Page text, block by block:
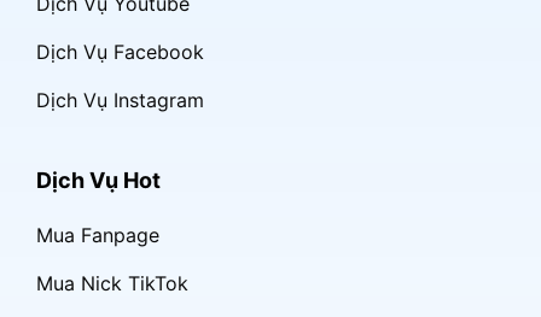
Dịch Vụ Facebook
Dịch Vụ Instagram
Dịch Vụ Hot
Mua Fanpage
Mua Nick TikTok